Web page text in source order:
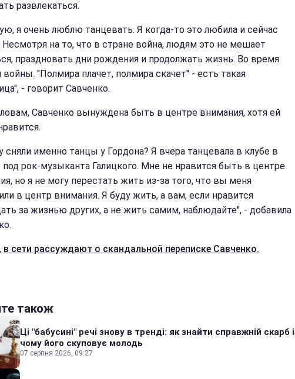
развлекаться.
я очень люблю танцевать. Я когда-то это любила и сейчас
на то, что в стране война, людям это не мешает
праздновать дни рождения и продолжать жизнь. Во время
"Полмира плачет, полмира скачет" - есть такая
- говорит Савченко.
Савченко вынуждена быть в центре внимания, хотя ей
именно танцы у Гордона? Я вчера танцевала в клубе в
рок-музыканта Галицкого. Мне не нравится быть в центре
но я не могу перестать жить из-за того, что вы меня
в центр внимания. Я буду жить, а вам, если нравится
за жизнью других, а не жить самим, наблюдайте", - добавила
в сети рассуждают о скандальной переписке Савченко.
також
Ці "бабусині" речі знову в тренді: як знайти справжній скарб і
чому його скуповує молодь
07 серпня 2026, 09:27